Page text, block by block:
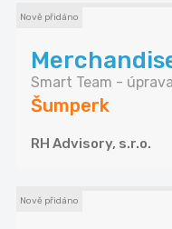
Nově přidáno
Smart Team -
Šumperk
RH Advisory, s.r.o.
Nově přidáno